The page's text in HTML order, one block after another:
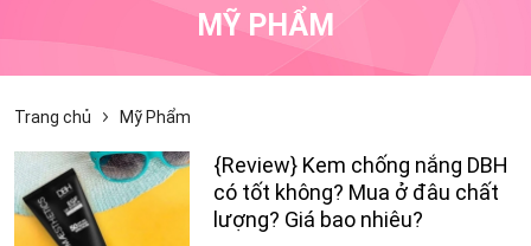
MỸ PHẨM
Trang chủ Mỹ Phẩm
{Review} Kem chống nắng DBH
có tốt không? Mua ở đâu chất
lượng? Giá bao nhiêu?